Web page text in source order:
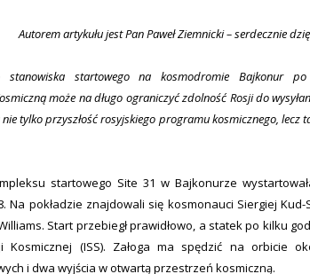
Autorem artykułu jest Pan Paweł Ziemnicki – serdecznie
stanowiska startowego na kosmodromie Bajkonur
może na długo ograniczyć zdolność Rosji do
tylko przyszłość rosyjskiego programu kosmicznego, lecz
startowego Site 31 w Bajkonurze
Na pokładzie znajdowali się kosmonauci Siergiej
Start przebiegł prawidłowo, a statek po kilku
Kosmicznej (ISS). Załoga ma spędzić na orbicie
i dwa wyjścia w otwartą przestrzeń kosmiczną.